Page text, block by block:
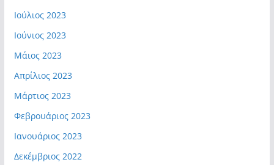
Ιούλιος 2023
Ιούνιος 2023
Μάιος 2023
Απρίλιος 2023
Μάρτιος 2023
Φεβρουάριος 2023
Ιανουάριος 2023
Δεκέμβριος 2022